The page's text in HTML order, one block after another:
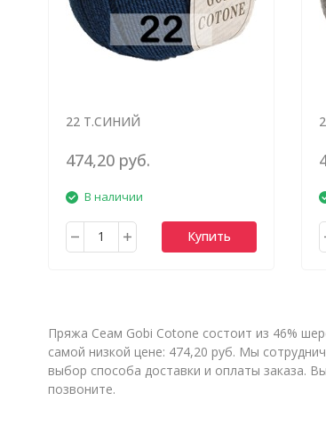
22 Т.СИНИЙ
474,20 руб.
В наличии
Купить
Пряжа Сеам Gobi Cotone состоит из 46%
самой низкой цене: 474,20 руб. Мы
выбор способа доставки и оплаты заказа.
позвоните.